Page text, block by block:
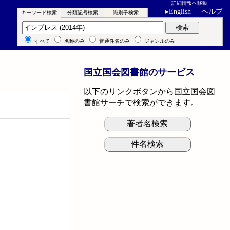
詳細情報へ移動
▸English ヘルプ
キーワード検索 分類記号検索 識別子検索
キーワード検索 検索
すべて 名称のみ 普通件名のみ ジャンルのみ
国立国会図書館のサービス
以下のリンクボタンから国立国会図
書館サーチで検索ができます。
著者名検索
件名検索